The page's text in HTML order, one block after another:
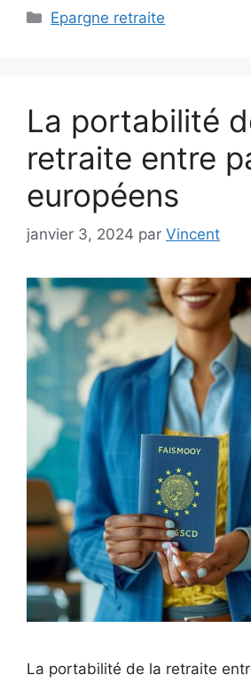
Catégories
Epargne retraite
La portabilité
retraite entre
européens
janvier 3, 2024 par Vincent
La portabilité de la retraite